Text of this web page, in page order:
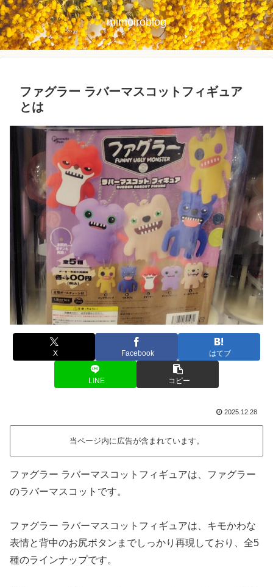
mimoiroblog
ファグラー ラバーマスコットフィギュア
とは
X Facebook はてブ
LINE コピー
2025.12.28
当ページ内に広告が含まれています。
ファグラー ラバーマスコットフィギュアは、ファグラー
のラバーマスコットです。
ファグラー ラバーマスコットフィギュアは、キモかわな
表情と背中のお尻ボタンまでしっかり再現しており、全5
種のラインナップです。